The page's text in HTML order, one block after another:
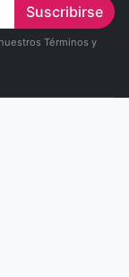
Suscribirse
Términos y